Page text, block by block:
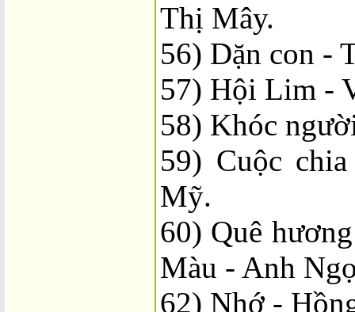
Thị Mây.
56) Dặn con -
57) Hội Lim -
58) Khóc
59) Cuộc
Mỹ.
60) Quê
Màu - Anh
62) Nhớ -